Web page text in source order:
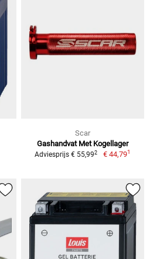
Scar
Gashandvat Met Kogellager
Adviesprijs € 55,992 € 44,791